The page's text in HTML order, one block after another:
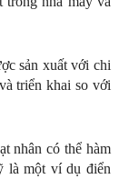
sản xuất với chi
triển khai so với
nhân có thể hàm
là một ví dụ điển